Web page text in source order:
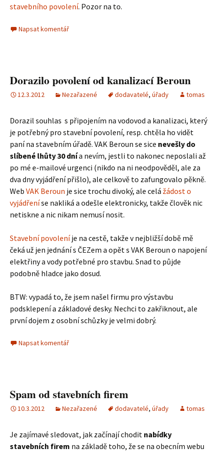
stavebního povolení. Pozor na to.
Napsat komentář
Dorazilo povolení od kanalizací Beroun
12.3.2012 Nezařazené dodavatelé, úřady tomas
Dorazil souhlas s připojením na vodovod a kanalizaci, který
je potřebný pro stavební povolení, resp. chtěla ho vidět
paní na stavebním úřadě. VAK Beroun se sice nevešly do
slíbené lhůty 30 dnía nevím, jestli to nakonec neposlali až
po mé e-mailové urgenci (nikdo na ni neodpověděl, ale za
dva dny vyjádření přišlo), ale celkově to zafungovalo pěkně.
Web VAK Beroun je sice trochu divoký, ale celá žádost o
vyjádřeníse nakliká a odešle elektronicky, takže člověk nic
netiskne a nic nikam nemusí nosit.
Stavební povoleníje na cestě, takže v nejbližší době mě
čeká už jen jednání s ČEZem a opět s VAK Beroun o napojení
elektřiny a vody potřebné pro stavbu. Snad to půjde
podobně hladce jako dosud.
BTW: vypadá to, že jsem našel firmu pro výstavbu
podsklepení a základové desky. Nechci to zakřiknout, ale
první dojem z osobní schůzky je velmi dobrý.
Napsat komentář
Spam od stavebních firem
10.3.2012 Nezařazené dodavatelé, úřady tomas
Je zajímavé sledovat, jak začínají chodit nabídky
stavebních firem na základě toho, že se na obecním webu